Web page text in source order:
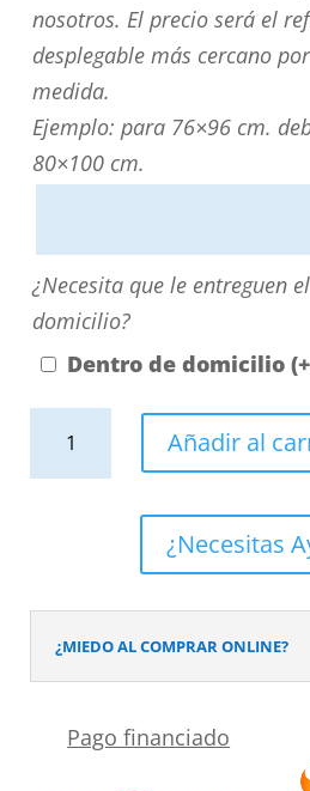
su
medida?
Puede
personalizarla
directamente
contactando
nosotros.
El
precio
será
desplegable
cercano
nosotros. El precio será el
desplegable más cercano
medida.
Ejemplo: para 76×96 cm.
80×100 cm.
¿Necesita
que
le
domicilio?
¿Necesita que le entreguen
domicilio?
Dentro de domicilio (+
pizarra.
Efecto
en
Calacatta
Añadir al
¿Necesitas
¿MIEDO AL COMPRAR ONLINE?
Pago financiado